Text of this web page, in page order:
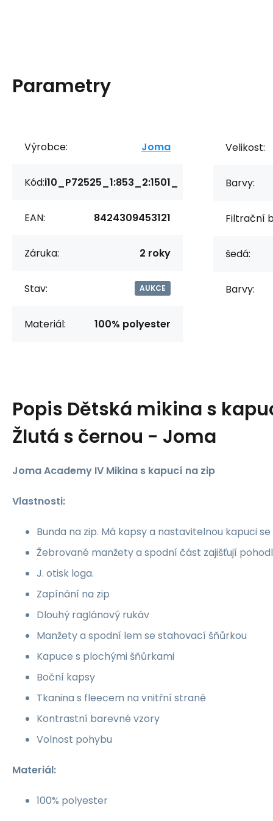
Parametry
Výrobce: Joma
Kód:i10_P72525_1:853_2:1501_
EAN: 8424309453121
Záruka: 2 roky
Stav: AUKCE
Materiál: 100% polyester
Velikost:
Barvy:
Filtrační
šedá:
Barvy:
Popis Dětská mikina s
Žlutá s černou - Joma
Joma Academy IV Mikina s kapucí na zip
Vlastnosti:
Bunda na zip. Má kapsy a nastavitelnou kapuci
Žebrované manžety a spodní část zajišťují
J. otisk loga.
Zapínání na zip
Dlouhý raglánový rukáv
Manžety a spodní lem se stahovací šňůrkou
Kapuce s plochými šňůrkami
Boční kapsy
Tkanina s fleecem na vnitřní straně
Kontrastní barevné vzory
Volnost pohybu
Materiál:
100% polyester